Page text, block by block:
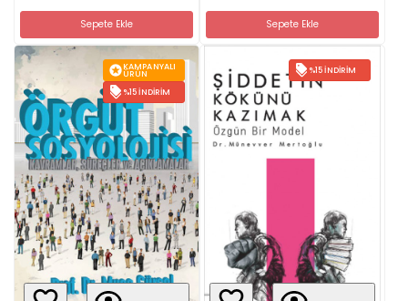
Sepete Ekle Sepete Ekle
KAMPANYALI
ÜRÜN
%15 İNDIRIM
%15 İNDIRIM